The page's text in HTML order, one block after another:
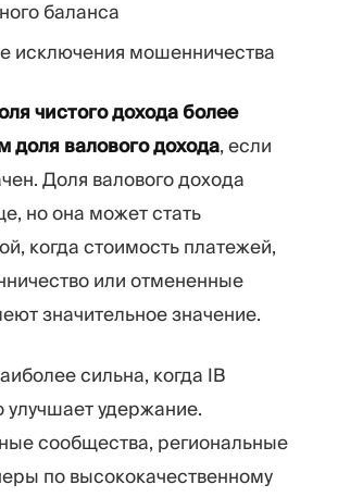
баланса
исключения мошенничества
чистого дохода более
доля валового дохода, если
Доля валового дохода
но она может стать
когда стоимость платежей,
или отмененные
значительное значение.
сильна, когда IB
улучшает удержание.
сообщества, региональные
по высококачественному